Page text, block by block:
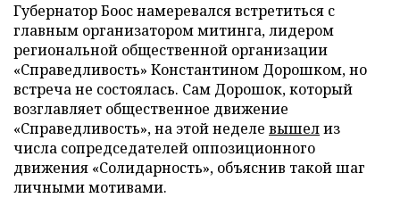
Губернатор Боос намеревался встретиться с
главным организатором митинга, лидером
региональной общественной организации
«Справедливость» Константином Дорошком, но
встреча не состоялась. Сам Дорошок, который
возглавляет общественное движение
«Справедливость», на этой неделе вышелиз
числа сопредседателей оппозиционного
движения «Солидарность», объяснив такой шаг
личными мотивами.